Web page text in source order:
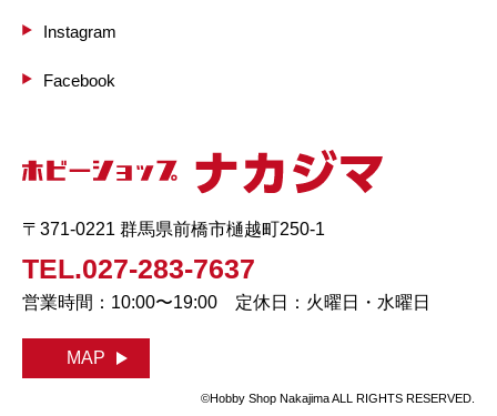
Instagram
Facebook
〒371-0221 群馬県前橋市樋越町250-1
TEL.027-283-7637
営業時間：10:00〜19:00 定休日：火曜日・水曜日
MAP
©Hobby Shop Nakajima ALL RIGHTS RESERVED.